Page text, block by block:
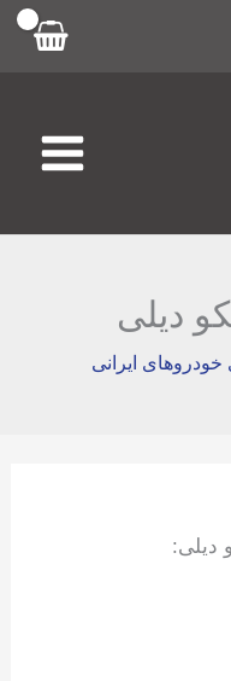
دیلی
خودروهای ایرانی
دیلی: